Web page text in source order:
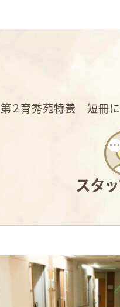
第２育秀苑特養 短冊
スタ